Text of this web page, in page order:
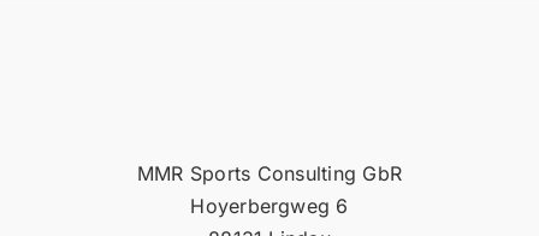
MMR Sports Consulting GbR
Hoyerbergweg 6